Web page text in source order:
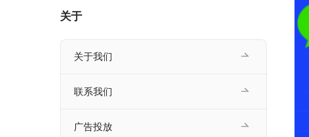
关于
关于我们
联系我们
广告投放